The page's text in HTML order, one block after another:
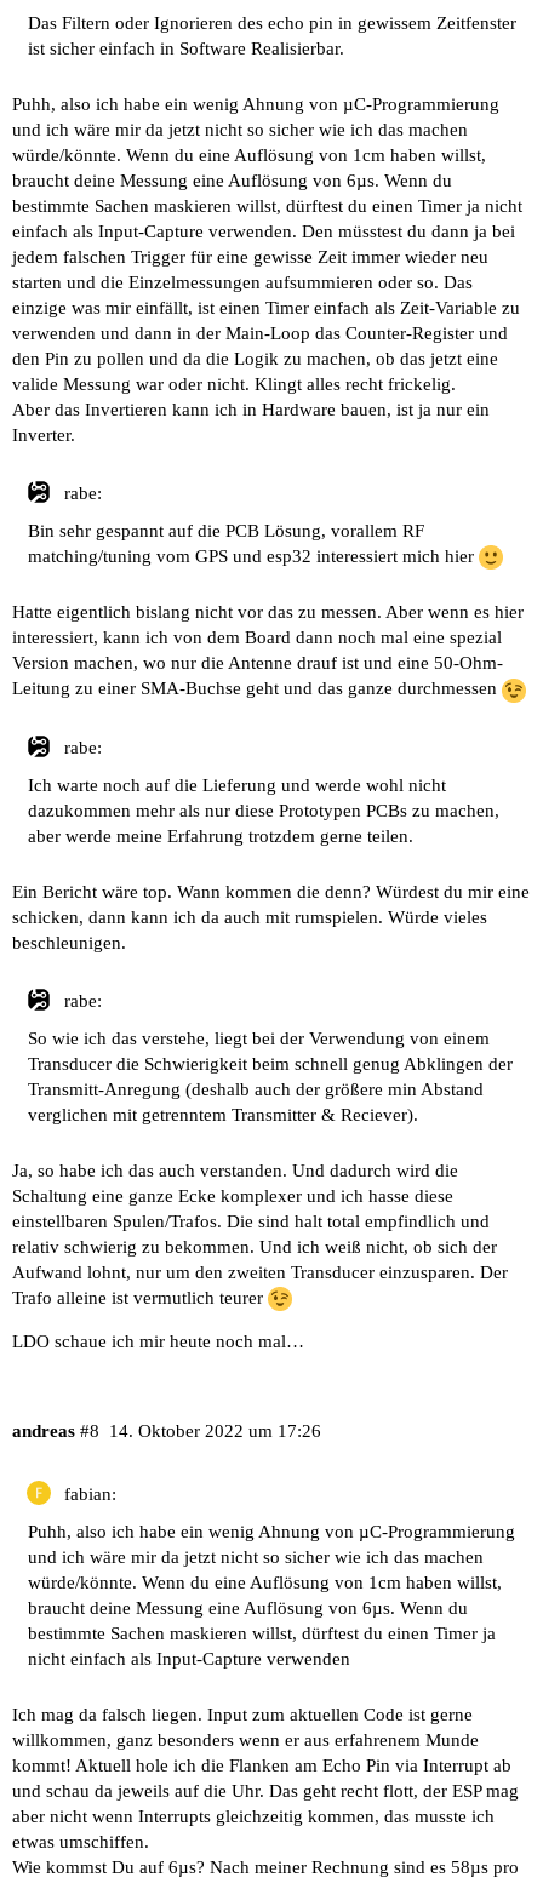
Das Filtern oder Ignorieren des echo pin in gewissem Zeitfenster
ist sicher einfach in Software Realisierbar.
Puhh, also ich habe ein wenig Ahnung von µC-Programmierung
und ich wäre mir da jetzt nicht so sicher wie ich das machen
würde/könnte. Wenn du eine Auflösung von 1cm haben willst,
braucht deine Messung eine Auflösung von 6µs. Wenn du
bestimmte Sachen maskieren willst, dürftest du einen Timer ja nicht
einfach als Input-Capture verwenden. Den müsstest du dann ja bei
jedem falschen Trigger für eine gewisse Zeit immer wieder neu
starten und die Einzelmessungen aufsummieren oder so. Das
einzige was mir einfällt, ist einen Timer einfach als Zeit-Variable zu
verwenden und dann in der Main-Loop das Counter-Register und
den Pin zu pollen und da die Logik zu machen, ob das jetzt eine
valide Messung war oder nicht. Klingt alles recht frickelig.
Aber das Invertieren kann ich in Hardware bauen, ist ja nur ein
Inverter.
rabe:
Bin sehr gespannt auf die PCB Lösung, vorallem RF
matching/tuning vom GPS und esp32 interessiert mich hier
Hatte eigentlich bislang nicht vor das zu messen. Aber wenn es hier
interessiert, kann ich von dem Board dann noch mal eine spezial
Version machen, wo nur die Antenne drauf ist und eine 50-Ohm-
Leitung zu einer SMA-Buchse geht und das ganze durchmessen
rabe:
Ich warte noch auf die Lieferung und werde wohl nicht
dazukommen mehr als nur diese Prototypen PCBs zu machen,
aber werde meine Erfahrung trotzdem gerne teilen.
Ein Bericht wäre top. Wann kommen die denn? Würdest du mir eine
schicken, dann kann ich da auch mit rumspielen. Würde vieles
beschleunigen.
rabe:
So wie ich das verstehe, liegt bei der Verwendung von einem
Transducer die Schwierigkeit beim schnell genug Abklingen der
Transmitt-Anregung (deshalb auch der größere min Abstand
verglichen mit getrenntem Transmitter & Reciever).
Ja, so habe ich das auch verstanden. Und dadurch wird die
Schaltung eine ganze Ecke komplexer und ich hasse diese
einstellbaren Spulen/Trafos. Die sind halt total empfindlich und
relativ schwierig zu bekommen. Und ich weiß nicht, ob sich der
Aufwand lohnt, nur um den zweiten Transducer einzusparen. Der
Trafo alleine ist vermutlich teurer
LDO schaue ich mir heute noch mal…
andreas 14. Oktober 2022 um 17:26
#8
fabian:
Puhh, also ich habe ein wenig Ahnung von µC-Programmierung
und ich wäre mir da jetzt nicht so sicher wie ich das machen
würde/könnte. Wenn du eine Auflösung von 1cm haben willst,
braucht deine Messung eine Auflösung von 6µs. Wenn du
bestimmte Sachen maskieren willst, dürftest du einen Timer ja
nicht einfach als Input-Capture verwenden
Ich mag da falsch liegen. Input zum aktuellen Code ist gerne
willkommen, ganz besonders wenn er aus erfahrenem Munde
kommt! Aktuell hole ich die Flanken am Echo Pin via Interrupt ab
und schau da jeweils auf die Uhr. Das geht recht flott, der ESP mag
aber nicht wenn Interrupts gleichzeitig kommen, das musste ich
etwas umschiffen.
Wie kommst Du auf 6µs? Nach meiner Rechnung sind es 58µs pro